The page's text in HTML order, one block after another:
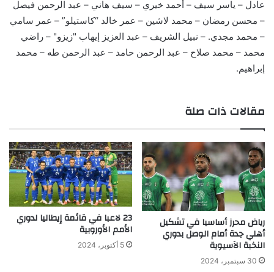
عادل – ياسر سيف – أحمد خيري – سيف هاني – عبد الرحمن فيصل
– محسن رمضان – محمد لاشين – عمر خالد “كاستيلو” – عمر سامي
– محمد مجدي. – نبيل الشريف – عبد العزيز إيهاب "زيزو" – راضي
محمد – محمد صلاح – عبد الرحمن حامد – عبد الرحمن طه – محمد
إبراهيم.
مقالات ذات صلة
رياض محرز أساسيا في تشكيل
أهلي جدة أمام الوصل بدوري
النخبة الآسيوية
30 سبتمبر، 2024
23 لاعبا في قائمة إيطاليا لدوري
الأمم الأوروبية
5 أكتوبر، 2024